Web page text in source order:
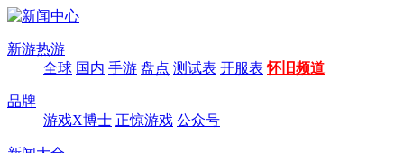
新游热游
全球 国内 手游 盘点 测试表 开服表 怀旧频道
品牌
游戏X博士 正惊游戏 公众号